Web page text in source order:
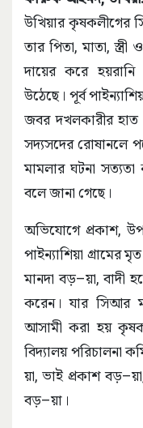
উখিয়ার কৃষকলীগের
তার পিতা, মাতা,
দায়ের করে
উঠেছে। পূর্ব
জবর দখলকারীর হাত
সদ্যসদের রোষানলে
মামলার ঘটনা
বলে জানা গেছে।
অভিযোগে প্রকাশ,
পাইন্যাশিয়া গ্রামের
মানদা বড়–য়া, বাদী
করেন। যার সিআর
আসামী করা হয়
বিদ্যালয় পরিচালনা
য়া, ভাই প্রকাশ
বড়–য়া।